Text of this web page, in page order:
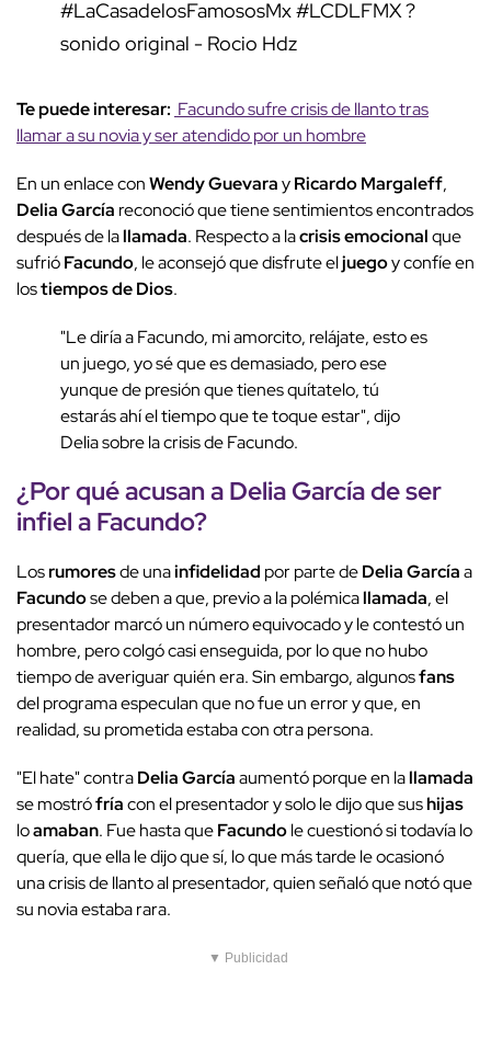
#LaCasadelosFamososMx#LCDLFMX?
sonido original - Rocio Hdz
Te puede interesar: Facundo sufre crisis de llanto tras
llamar a su novia y ser atendido por un hombre
En un enlace conWendy GuevarayRicardo Margaleff,
Delia García reconoció que tiene sentimientos encontrados
después de lallamada. Respecto a lacrisis emocionalque
sufrióFacundo, le aconsejó que disfrute eljuegoy confíe en
lostiempos de Dios.
"Le diría a Facundo, mi amorcito, relájate, esto es
un juego, yo sé que es demasiado, pero ese
yunque de presión que tienes quítatelo, tú
estarás ahí el tiempo que te toque estar", dijo
Delia sobre la crisis de Facundo.
¿Por qué acusan aDelia Garcíade ser
infiel aFacundo?
Losrumoresde unainfidelidad por parte deDelia Garcíaa
Facundose deben a que, previo a la polémicallamada, el
presentador marcó un número equivocado y le contestó un
hombre, pero colgó casi enseguida, por lo que no hubo
tiempo de averiguar quién era. Sin embargo, algunosfans
del programa especulan que no fue un error y que, en
realidad, su prometida estaba con otra persona.
"El hate" contraDelia Garcíaaumentó porque en lallamada
se mostrófríacon el presentador y solo le dijo que sushijas
loamaban. Fue hasta queFacundole cuestionó si todavía lo
quería, que ella le dijo que sí, lo que más tarde le ocasionó
una crisis de llanto al presentador, quien señaló que notó que
su novia estaba rara.
▼ Publicidad